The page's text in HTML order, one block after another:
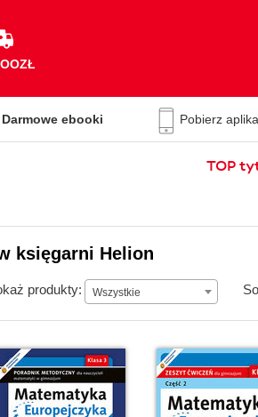
Darmowe ebooki Pobierz
TOP
księgarni Helion
produkty: Wszystkie